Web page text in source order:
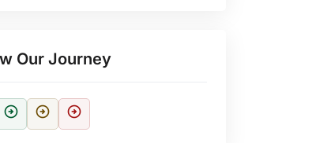
Our Journey
arrow_circle_right arrow_circle_right arrow_circle_right